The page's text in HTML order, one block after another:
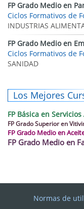
FP Grado Medio en
Ciclos Formativos de
INDUSTRIAS
FP Grado Medio en
Ciclos Formativos de
SANIDAD
Los Mejores
FP Básica en
FP Grado Superior en
FP Grado Medio en
FP Grado Medio en
Normas de